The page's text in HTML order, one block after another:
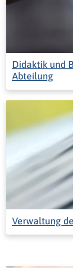
Didaktik und
Abteilung
Verwaltung